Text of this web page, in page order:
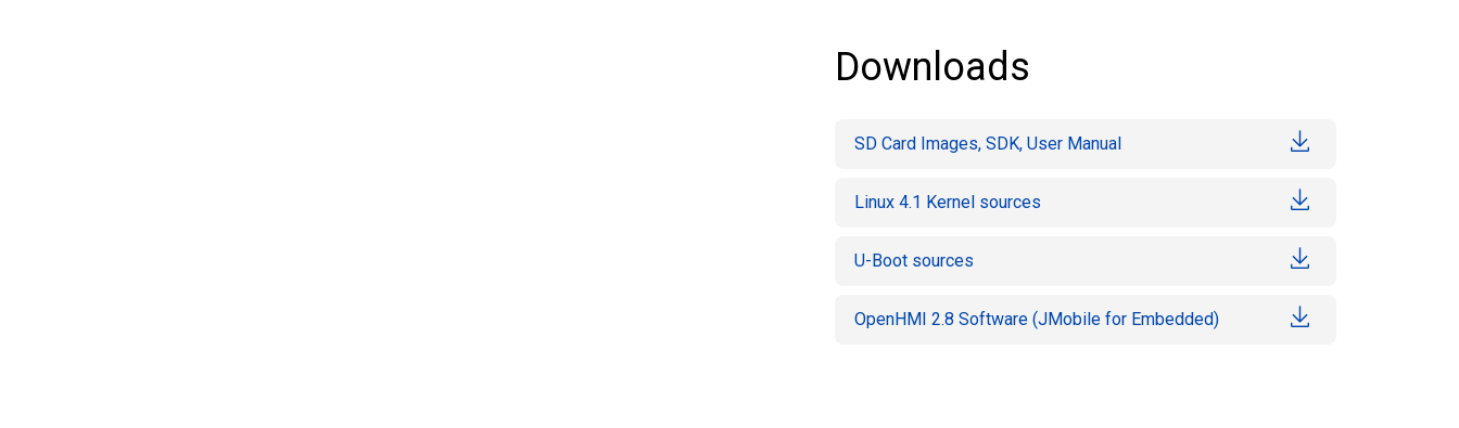
Downloads
SD Card Images, SDK, User Manual
Linux 4.1 Kernel sources
U-Boot sources
OpenHMI 2.8 Software (JMobile for Embedded)